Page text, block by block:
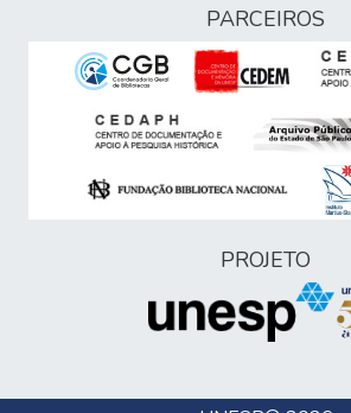
PARCEIROS
PROJETO